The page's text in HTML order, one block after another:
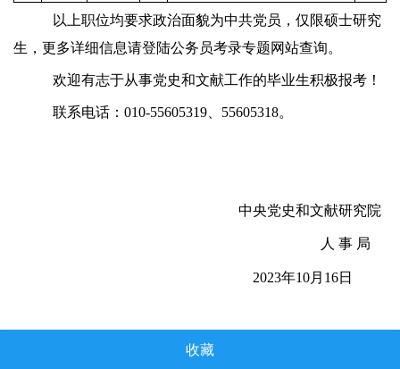
以上职位均要求政治面貌为中共党员，仅限硕士研究
生，更多详细信息请登陆公务员考录专题网站查询。
欢迎有志于从事党史和文献工作的毕业生积极报考！
联系电话：010-55605319、55605318。
中央党史和文献研究院
人 事 局
2023年10月16日
收藏